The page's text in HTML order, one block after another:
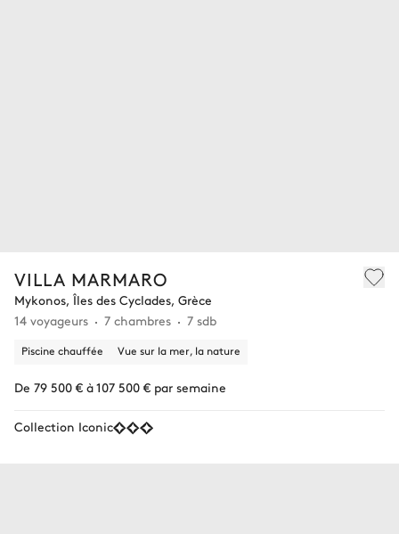
VILLA MARMARO
Mykonos, Îles des Cyclades, Grèce
14 voyageurs
7 chambres 7 sdb
Piscine chauffée Vue sur la mer, la nature
De 79 500 € à 107 500 € par semaine
Collection Iconic